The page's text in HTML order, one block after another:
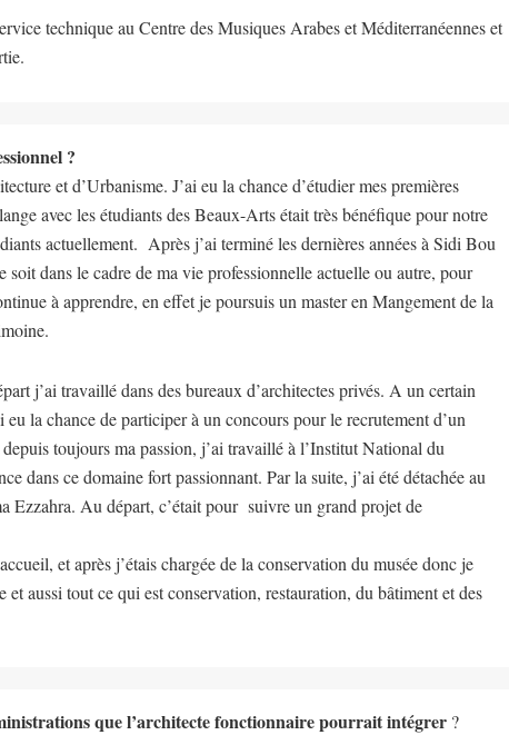
technique au Centre des Musiques Arabes et Méditerranéennes et
?
et d’Urbanisme. J’ai eu la chance d’étudier mes premières
avec les étudiants des Beaux-Arts était très bénéfique pour notre
actuellement. Après j’ai terminé les dernières années à Sidi Bou
dans le cadre de ma vie professionnelle actuelle ou autre, pour
à apprendre, en effet je poursuis un master en Mangement de la
j’ai travaillé dans des bureaux d’architectes privés. A un certain
la chance de participer à un concours pour le recrutement d’un
toujours ma passion, j’ai travaillé à l’Institut National du
dans ce domaine fort passionnant. Par la suite, j’ai été détachée au
Ezzahra. Au départ, c’était pour suivre un grand projet de
et après j’étais chargée de la conservation du musée donc je
aussi tout ce qui est conservation, restauration, du bâtiment et des
que l’architecte fonctionnaire pourrait intégrer ?